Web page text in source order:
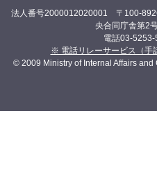
法人番号2000012020001 〒100-
央合同庁舎第2
電話03-5253-
※ 電話リレーサービス（手
© 2009 Ministry of Internal Affairs and